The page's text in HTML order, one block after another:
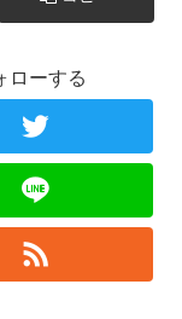
ローする